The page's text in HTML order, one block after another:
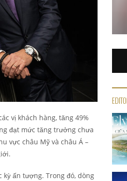
vị khách hàng, tăng 49%
đạt mức tăng trưởng chưa
vực châu Mỹ và châu Á –
kỳ ấn tượng. Trong đó, dòng